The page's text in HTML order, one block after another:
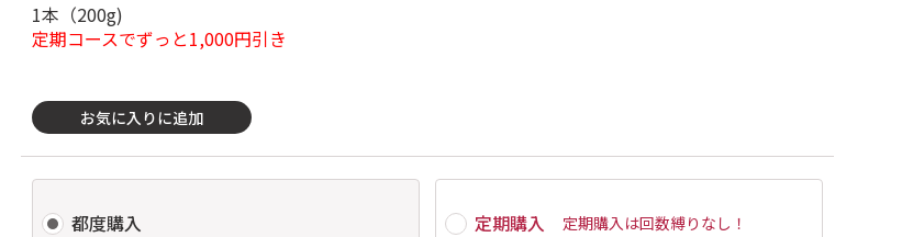
1本（200g)
定期コースでずっと1,000円引き
お気に入りに追加
都度購入 定期購入 定期購入は回数縛りなし ！